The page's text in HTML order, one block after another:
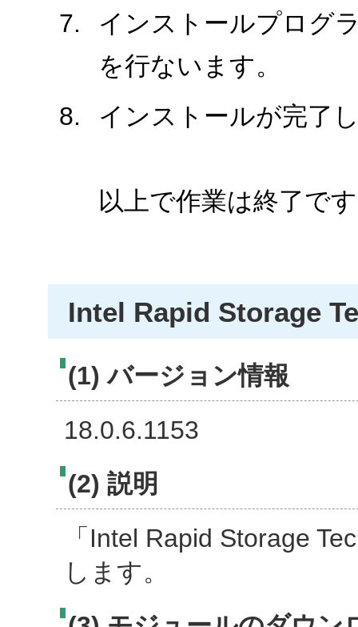
インストールプログ
を行ないます。
インストールが完了
以上で作業は終了で
Intel Rapid Storage
(1) バージョン情報
18.0.6.1153
(2) 説明
「Intel Rapid Storage
します。